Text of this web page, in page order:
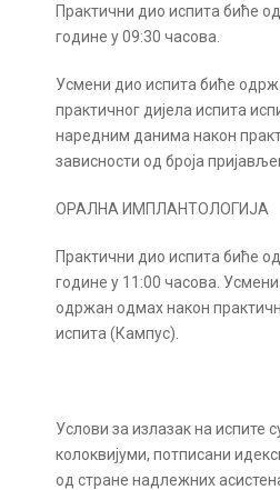
Практични дио испита биће
године у 09:30 часова.
Усмени дио испита биће
практичног дијела испита
наредним данима након
зависности од броја
ОРАЛНА ИМПЛАНТОЛОГИЈА
Практични дио испита биће
године у 11:00 часова.
одржан одмах након
испита (Кампус).
Услови за излазак на испите
колоквијуми, потписани
од стране надлежних